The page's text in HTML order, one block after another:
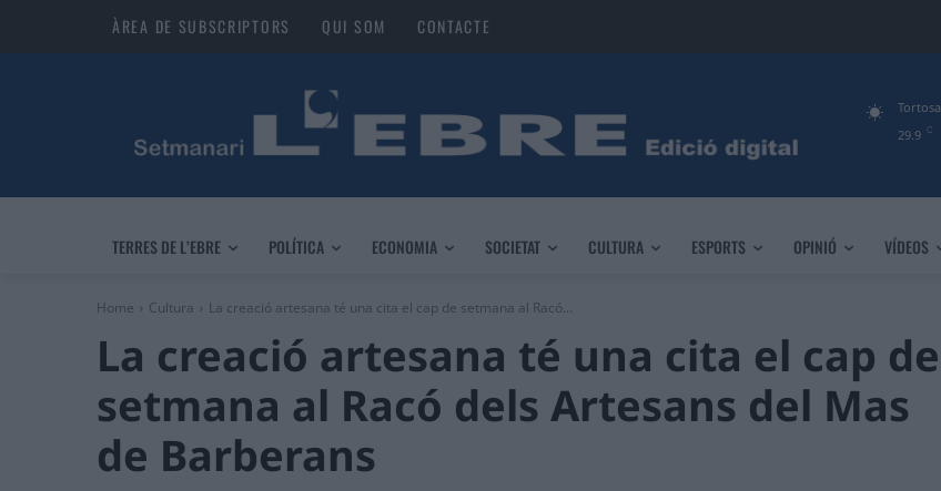
ÀREA DE SUBSCRIPTORS QUI SOM CONTACTE
29.9 C
Tortosa
TERRES DE L’EBRE POLÍTICA ECONOMIA SOCIETAT CULTURA ESPORTS OPINIÓ VÍDEOS
Home Cultura La creació artesana té una cita el cap de setmana al Racó...
La creació artesana té una cita el cap de
setmana al Racó dels Artesans del Mas
de Barberans